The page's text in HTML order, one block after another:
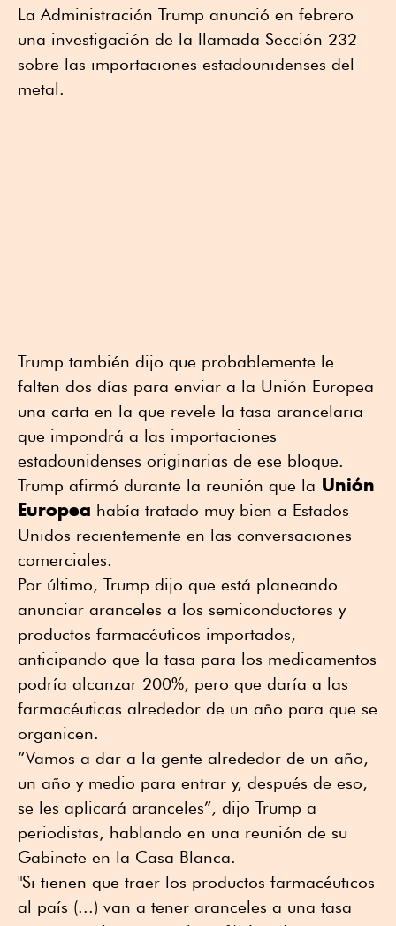
La Administración Trump anunció en febrero
una investigación de la llamada Sección 232
sobre las importaciones estadounidenses del
metal.
Trump también dijo que probablemente le
falten dos días para enviar a la Unión Europea
una carta en la que revele la tasa arancelaria
que impondrá a las importaciones
estadounidenses originarias de ese bloque.
Trump afirmó durante la reunión que la Unión
Europea había tratado muy bien a Estados
Unidos recientemente en las conversaciones
comerciales.
Por último, Trump dijo que está planeando
anunciar aranceles a los semiconductores y
productos farmacéuticos importados,
anticipando que la tasa para los medicamentos
podría alcanzar 200%, pero que daría a las
farmacéuticas alrededor de un año para que se
organicen.
“Vamos a dar a la gente alrededor de un año,
un año y medio para entrar y, después de eso,
se les aplicará aranceles”, dijo Trump a
periodistas, hablando en una reunión de su
Gabinete en la Casa Blanca.
"Si tienen que traer los productos farmacéuticos
al país (...) van a tener aranceles a una tasa